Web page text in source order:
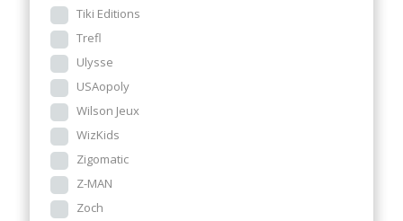
Tiki Editions
Trefl
Ulysse
USAopoly
Wilson Jeux
WizKids
Zigomatic
Z-MAN
Zoch